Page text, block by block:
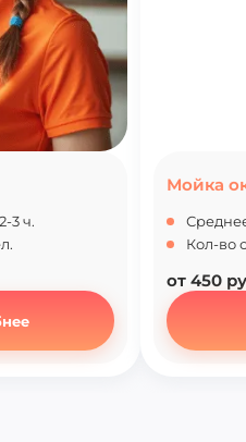
3 ч.
Мойка
Кол-во
от 450